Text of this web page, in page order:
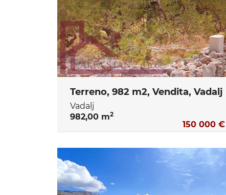
Terreno, 982 m2, Vendita, Vadalj
Vadalj
982,00 m2
150 000 €